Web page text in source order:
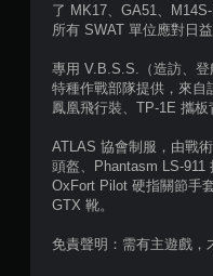
了 MK17、GA51、
所有 SWAT 單位應對日
專用 V.B.S.S.（造訪、
特種作戰部隊提供，來自
鳳凰飛行裝、TP-1E 攜板
ATLAS 協會制服，由戰
頭盔、Phantasm LS-911
OxFort Pilot 硬指關節手
GTX 靴。
免責聲明：需有主遊戲，